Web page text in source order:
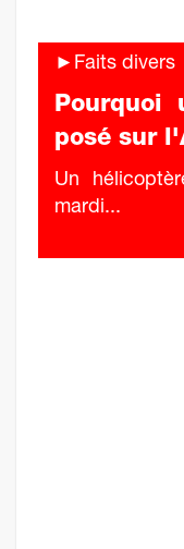
►Faits divers
Pourquoi
posé sur
Un
mardi...